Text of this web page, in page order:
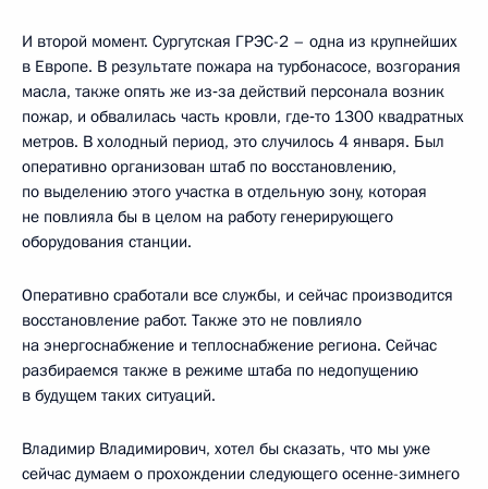
И второй момент. Сургутская ГРЭС-2 – одна из крупнейших
в Европе. В результате пожара на турбонасосе, возгорания
масла, также опять же из‑за действий персонала возник
пожар, и обвалилась часть кровли, где‑то 1300 квадратных
метров. В холодный период, это случилось 4 января. Был
оперативно организован штаб по восстановлению,
по выделению этого участка в отдельную зону, которая
не повлияла бы в целом на работу генерирующего
оборудования станции.
Оперативно сработали все службы, и сейчас производится
восстановление работ. Также это не повлияло
на энергоснабжение и теплоснабжение региона. Сейчас
разбираемся также в режиме штаба по недопущению
в будущем таких ситуаций.
Владимир Владимирович, хотел бы сказать, что мы уже
сейчас думаем о прохождении следующего осенне-зимнего